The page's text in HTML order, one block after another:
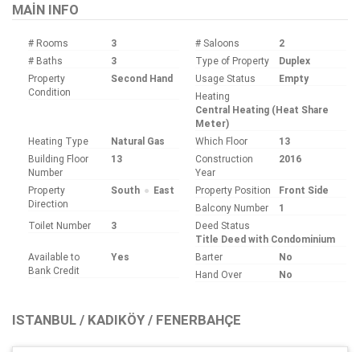
MAIN INFO
# Rooms 3 # Saloons
2
# Baths
3 Type of Property
Duplex
Property
Condition
Second Hand Usage Status
Empty
Heating
Central Heating (Heat Share
Meter)
Heating Type
Natural Gas Which Floor
13
Building Floor
Number
13
Construction
Year
2016
Property
Direction
South East Property Position
Front Side
Balcony Number
1
Toilet Number
3
Deed Status
Title Deed with Condominium
Available to
Bank Credit
Yes Barter
No
Hand Over
No
ISTANBUL / KADIKÖY / FENERBAHÇE